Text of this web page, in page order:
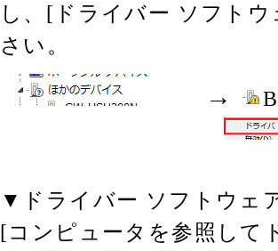
し、[ドライバー ソフト
さい。
→
▼ドライバー ソフトウェ
[コンピュータを参照して